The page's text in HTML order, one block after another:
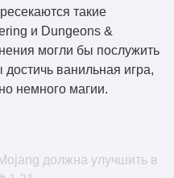
такие
и Dungeons &
могли бы послужить
ванильная игра,
немного магии.